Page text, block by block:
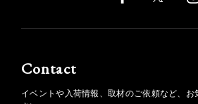
Contact
イベントや入荷情報、取材のご依頼など、